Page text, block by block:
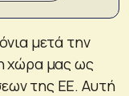
μετά την
χώρα μας ως
της ΕΕ. Αυτή